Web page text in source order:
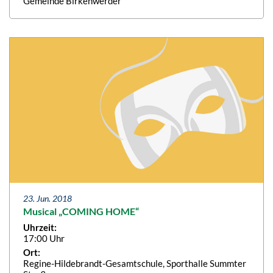
23. Jun. 2018
Musical „COMING HOME“
Uhrzeit:
17:00 Uhr
Ort:
Regine-Hildebrandt-Gesamtschule, Sporthalle Summter